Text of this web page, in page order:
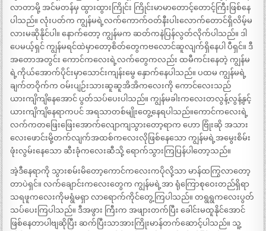
လာတာမို့ အင်မတန်မှ ထွားထွားကြိုင်း ကြိုင်းမာမာတောင့်တောင့်ကြီးဖြစ်နေ
ပါသည်။ လုံးပတ်က ကျွန်မရဲ့လက်ကောက်ဝတ်နီးပါးလောက်တောင်ရှိလိမ့်မ
လားမဆိုနိုင်ပါ။ နောက်တော့ ကျွန်မက ဆတ်ကနဲပြန်လွတ်လိုက်ပါသည်။ ဒါ
ပေမယ့်ရှင် ကျွန်မရင်ထဲမှာတော့စိတ်တွေကဗလောင်ဆူလျက်ရှိနေပါ ပီရှင်။ ဒီ
အတောအတွင်း ကောင်ကလေးရဲ့လက်တွေကလည်း ထမီကင်းနေတဲ့ ကျွန်မ
ရဲ့ကိုယ်အောက်ပိုင်းမှာသောင်းကျန်းမွေ နှောက်နေပါသည်။ ပထမ ကျွန်မရဲ့
ချက်တဝိုက်က ဝမ်းပျဉ်းသားဆူဆူအိအိကလေးကို ကောင်လေးသည်
ယားကျိကျိနေအောင် ပွတ်သပ်ပေးပါသည်။ ကျွန်မခါးကလေးတလွန့်လွန့်နှင့်
ယားကျိကျိနေရာကပင် အရသာတစ်မျိုးတွေ့နေရပါသည်။ကောင်ကလေးရဲ့
လက်ကတဖြေးဖြေးအောက်လျောကျသွားတော့ရာက ဟော ဗြုံးဆို အသား
လေးဖောင်းမို့တက်လျက်အထစ်ကလေးလိုဖြစ်နေသော ကျွန်မရဲ့အမွေးစိမ်း
ဖုံးလွမ်းနေသော ဆီးခုံကလေးဆီသို့ ရောက်သွားကြပြန်ပါတော့သည်။
အဲ့ဒီနေရာကို သွားစမ်းမိတော့ကောင်ကလေးကပိုလို့သာ မာန်ထကြွလာတော့
တာပဲရှင်။ လက်ချောင်းကလေးတွေက ကျွန်မရဲ့အာ ရုံကြောစုဝေးတည်ရှိရာ
သရဖူကလေးကိုမရွံမရှာ လာရောက်ကိုင်တွေ့ကြပါသည်။ တရွရွကလေးပွတ်
သပ်ပေးကြပါသည်။ ဒီအဖွား ကြီးက အဖျားတက်ပြီး ခေါင်းမထူနိုင်အောင်
ဖြစ်နေတာပါဗျဆိုပြီး ဆက်ပြီးသာအားကြိုးမာန်တက်ဆောင့်ပါသည်။ သူ့